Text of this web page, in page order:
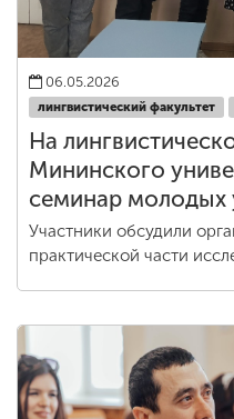
06.05.2026
лингвистический факультет
На
Мининского
семинар молодых
Участники обсудили
практической части